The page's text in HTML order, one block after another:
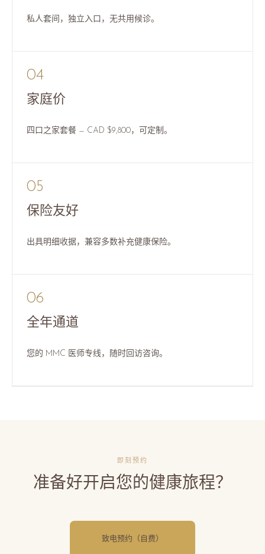
私人套间，独立入口，无共用候诊。
04
家庭价
四口之家套餐 — CAD $9,800，可定制。
05
保险友好
出具明细收据，兼容多数补充健康保险。
06
全年通道
您的 MMC 医师专线，随时回访咨询。
即刻预约
准备好开启您的健康旅程？
致电预约（自费）